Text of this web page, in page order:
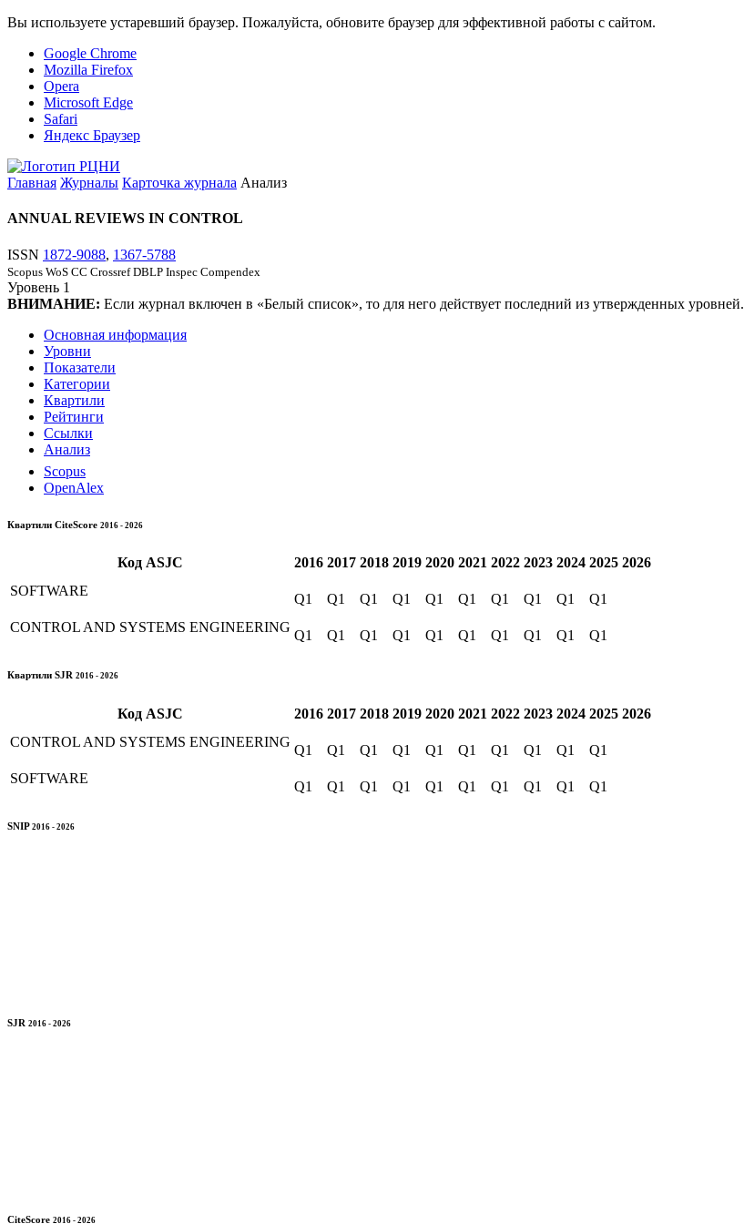
Вы используете устаревший браузер. Пожалуйста, обновите браузер для эффективной работы с сайтом.
Google Chrome
Mozilla Firefox
Opera
Microsoft Edge
Safari
Яндекс Браузер
Главная Журналы Карточка журнала Анализ
ANNUAL REVIEWS IN CONTROL
ISSN 1872-9088, 1367-5788
Scopus WoS CC Crossref DBLP Inspec Compendex
Уровень 1
ВНИМАНИЕ: Если журнал включен в «Белый список», то для него действует последний из утвержденных уровней.
Основная информация
Уровни
Показатели
Категории
Квартили
Рейтинги
Ссылки
Анализ
Scopus
OpenAlex
Квартили CiteScore 2016 - 2026
Код ASJC 2016 2017 2018 2019 2020 2021 2022 2023 2024 2025 2026
SOFTWARE
Q1 Q1 Q1 Q1 Q1 Q1 Q1 Q1 Q1
Q1
CONTROL AND SYSTEMS ENGINEERING
Q1 Q1 Q1 Q1 Q1 Q1 Q1 Q1 Q1 Q1
Квартили SJR 2016 - 2026
Код ASJC 2016 2017 2018 2019 2020 2021 2022 2023 2024 2025 2026
CONTROL AND SYSTEMS ENGINEERING
Q1 Q1 Q1 Q1 Q1 Q1 Q1 Q1 Q1
Q1
SOFTWARE
Q1 Q1 Q1 Q1 Q1 Q1 Q1 Q1 Q1 Q1
SNIP 2016 - 2026
SJR 2016 - 2026
CiteScore 2016 - 2026